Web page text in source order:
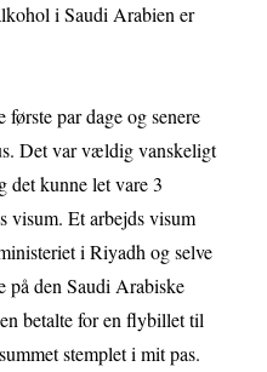
i Saudi Arabien er
par dage og senere
Det var vældig vanskeligt
det kunne let vare 3
visum. Et arbejds visum
i Riyadh og selve
på den Saudi Arabiske
betalte for en flybillet til
stemplet i mit pas.